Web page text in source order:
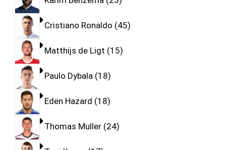
Cristiano Ronaldo 45
Matthijs de Ligt 15
Paulo Dybala 18
Eden Hazard 18
Thomas Muller 24